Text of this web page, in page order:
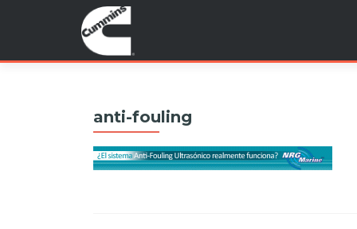
anti-fouling